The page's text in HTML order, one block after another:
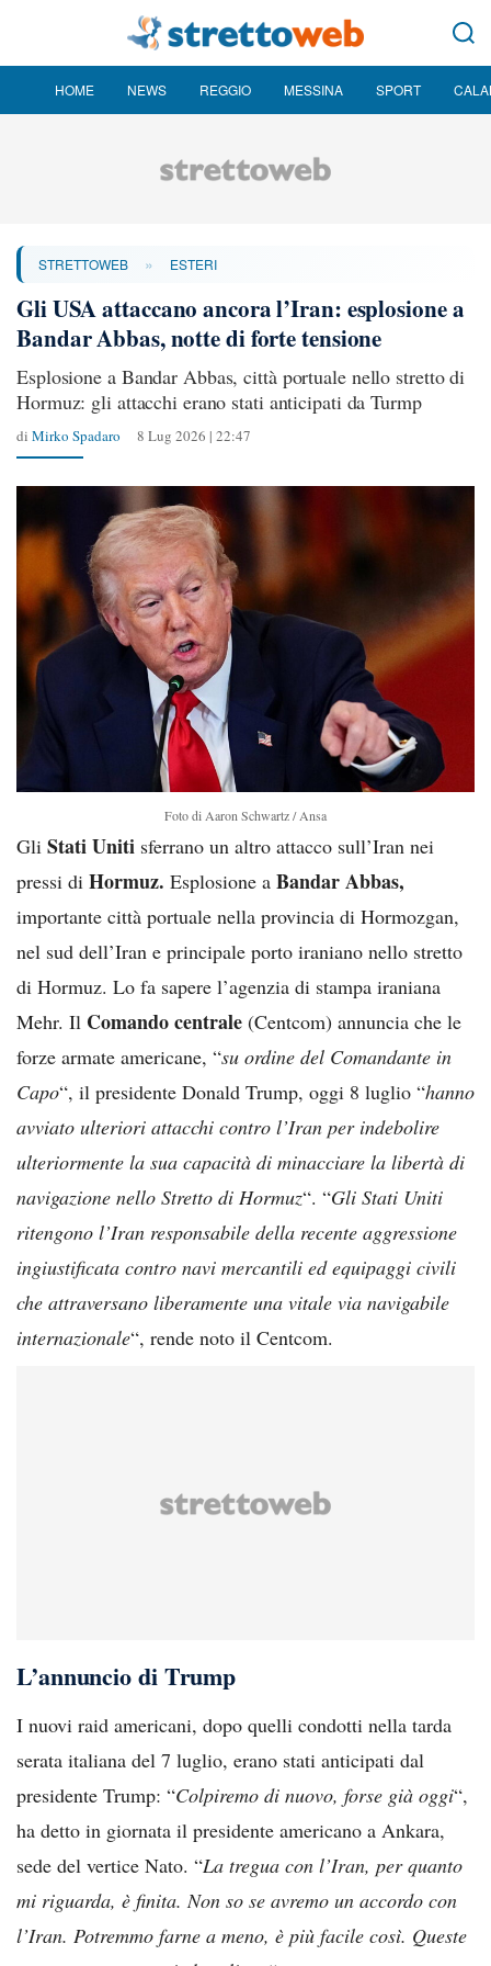
HOME NEWS REGGIO MESSINA SPORT
STRETTOWEB » ESTERI
Gli USA attaccano ancora l’Iran: esplosione a
Bandar Abbas, notte di forte tensione
Esplosione a Bandar Abbas, città portuale nello stretto di
Hormuz: gli attacchi erano stati anticipati da Turmp
di Mirko Spadaro 8 Lug 2026 | 22:47
Foto di Aaron Schwartz / Ansa
Gli Stati Uniti sferrano un altro attacco sull’Iran nei
pressi di Hormuz. Esplosione a Bandar Abbas,
importante città portuale nella provincia di Hormozgan,
nel sud dell’Iran e principale porto iraniano nello stretto
di Hormuz. Lo fa sapere l’agenzia di stampa iraniana
Mehr. Il Comando centrale (Centcom) annuncia che le
forze armate americane, “su ordine del Comandante in
Capo“, il presidente Donald Trump, oggi 8 luglio “hanno
avviato ulteriori attacchi contro l’Iran per indebolire
ulteriormente la sua capacità di minacciare la libertà di
navigazione nello Stretto di Hormuz“. “Gli Stati Uniti
ritengono l’Iran responsabile della recente aggressione
ingiustificata contro navi mercantili ed equipaggi civili
che attraversano liberamente una vitale via navigabile
internazionale“, rende noto il Centcom.
L’annuncio di Trump
I nuovi raid americani, dopo quelli condotti nella tarda
serata italiana del 7 luglio, erano stati anticipati dal
presidente Trump: “Colpiremo di nuovo, forse già oggi“,
ha detto in giornata il presidente americano a Ankara,
sede del vertice Nato. “La tregua con l’Iran, per quanto
mi riguarda, è finita. Non so se avremo un accordo con
l’Iran. Potremmo farne a meno, è più facile così. Queste